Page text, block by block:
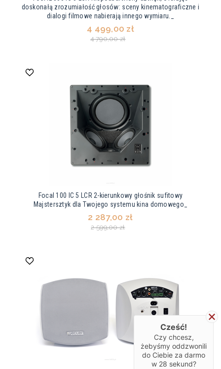
doskonałą zrozumiałość głosów: sceny kinematograficzne i
dialogi filmowe nabierają innego wymiaru._
4 499,00 zł
4 790,00 zł
Focal 100 IC 5 LCR 2-kierunkowy głośnik sufitowy
Majstersztyk dla Twojego systemu kina domowego_
2 287,00 zł
2 599,00 zł
Cześć!
Czy chcesz,
żebyśmy oddzwonili
do Ciebie za darmo
w 28 sekund?